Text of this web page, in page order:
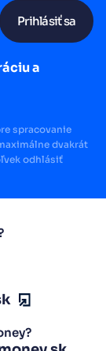
Prihlásiť sa
a
spracovanie
dvakrát
odhlásiť